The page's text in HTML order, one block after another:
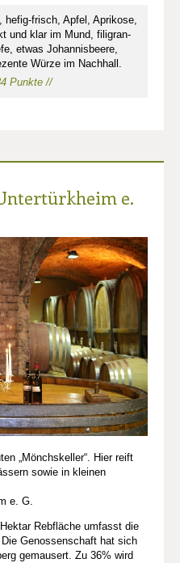
hefig-frisch, Apfel, Aprikose,
und klar im Mund, filigran-
etwas Johannisbeere,
Würze im Nachhall.
Punkte //
e.
„Mönchskeller“. Hier reift
sowie in kleinen
e. G.
Rebfläche umfasst die
Genossenschaft hat sich
gemausert. Zu 36% wird